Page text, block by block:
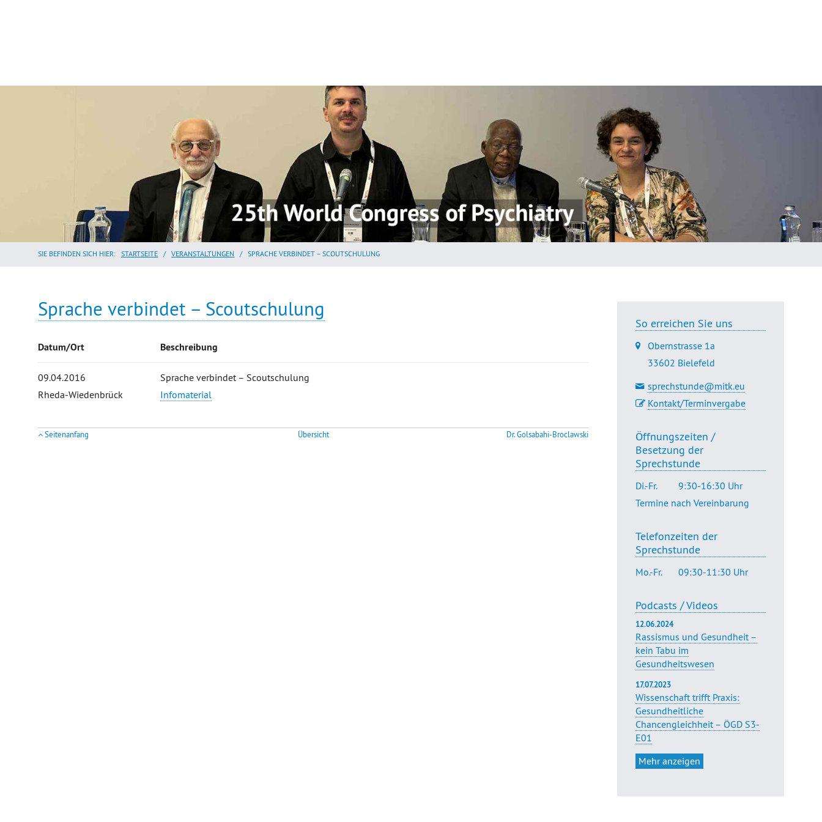
SIE BEFINDEN SICH HIER: STARTSEITE / VERANSTALTUNGEN / SPRACHE VERBINDET – SCOUTSCHULUNG
Sprache verbindet – Scoutschulung
Datum/Ort Beschreibung
09.04.2016
Rheda-Wiedenbrück
Sprache verbindet – Scoutschulung
Infomaterial
Seitenanfang Übersicht Dr. Golsabahi-Broclawski
So erreichen Sie uns
Obernstrasse 1a
33602 Bielefeld
sprechstunde@mitk.eu
Kontakt/Terminvergabe
Öffnungszeiten /
Besetzung der
Sprechstunde
Di.-Fr.
9:30-16:30 Uhr
Termine nach Vereinbarung
Telefonzeiten der
Sprechstunde
Mo.-Fr. 09:30-11:30 Uhr
Podcasts / Videos
12.06.2024
Rassismus und Gesundheit –
kein Tabu im
Gesundheitswesen
17.07.2023
Wissenschaft trifft Praxis:
Gesundheitliche
Chancengleichheit – ÖGD S3-
E01
Mehr anzeigen